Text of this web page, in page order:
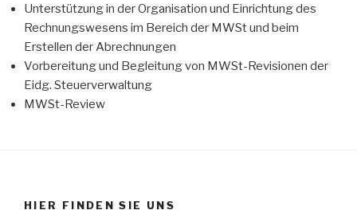
Unterstützung in der Organisation und Einrichtung des
Rechnungswesens im Bereich der MWSt und beim
Erstellen der Abrechnungen
Vorbereitung und Begleitung von MWSt-Revisionen der
Eidg. Steuerverwaltung
MWSt-Review
HIER FINDEN SIE UNS